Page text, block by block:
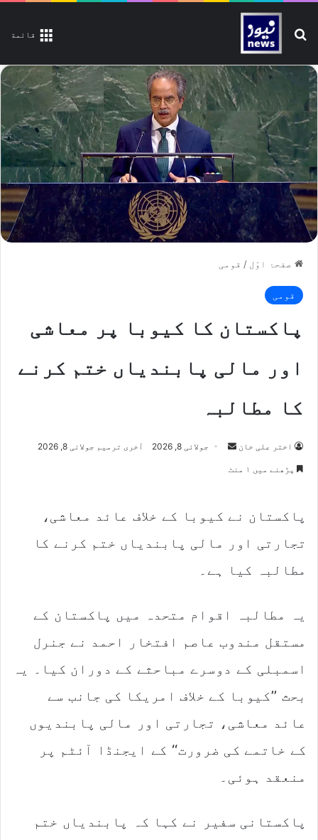
قائمة تلاش کیجیے
صفحۂ اوّل / قومی
قومی
پاکستان کا کیوبا پر معاشی
اور مالی پابندیاں ختم کرنے
کا مطالبہ
اختر علی خان
Send جولائی 8, 2026 آخری ترمیم جولائی 8, 2026
پڑھنے میں ۱ منٹ
پاکستان نے کیوبا کے خلاف عائد معاشی،
تجارتی اور مالی پابندیاں ختم کرنے کا
مطالبہ کیا ہے۔
یہ مطالبہ اقوام متحدہ میں پاکستان کے
مستقل مندوب عاصم افتخار احمد نے جنرل
اسمبلی کے دوسرے مباحثے کے دوران کیا۔ یہ
بحث ’’کیوبا کے خلاف امریکا کی جانب سے
عائد معاشی، تجارتی اور مالی پابندیوں
کے خاتمے کی ضرورت‘‘ کے ایجنڈا آئٹم پر
منعقد ہوئی۔
پاکستانی سفیر نے کہا کہ پابندیاں ختم